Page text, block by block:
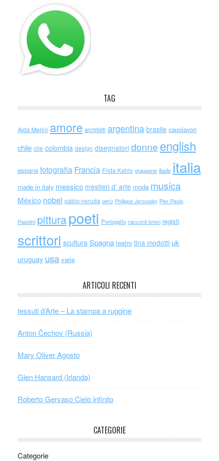
TAG
Alda Merini amore architetti argentina brasile capolavori
chile cile colombia design disegnatori donne english
espana fotografia Francia Frida Kahlo giappone iliade italia
made in italy messico mestieri d' arte moda musica
México nobel pablo neruda perù Philippe Jaroussky Pier Paolo
Pasolini pitturapoeti Portogallo racconti brevi registi
scrittori scultura Spagna teatro tina modotti uk
uruguay usa varie
ARTICOLI RECENTI
tessuti d’Arte – La stampa a ruggine
Anton Čechov (Russia)
Mary Oliver Agosto
Glen Hansard (Irlanda)
Roberto Gervaso Cielo infinito
CATEGORIE
Categorie